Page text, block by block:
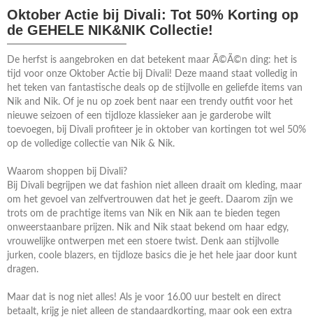
Oktober Actie bij Divali: Tot 50% Korting op
de GEHELE NIK&NIK Collectie!
De herfst is aangebroken en dat betekent maar Ã©Ã©n ding: het is
tijd voor onze Oktober Actie bij Divali! Deze maand staat volledig in
het teken van fantastische deals op de stijlvolle en geliefde items van
Nik and Nik. Of je nu op zoek bent naar een trendy outfit voor het
nieuwe seizoen of een tijdloze klassieker aan je garderobe wilt
toevoegen, bij Divali profiteer je in oktober van kortingen tot wel 50%
op de volledige collectie van Nik & Nik.
Waarom shoppen bij Divali?
Bij Divali begrijpen we dat fashion niet alleen draait om kleding, maar
om het gevoel van zelfvertrouwen dat het je geeft. Daarom zijn we
trots om de prachtige items van Nik en Nik aan te bieden tegen
onweerstaanbare prijzen. Nik and Nik staat bekend om haar edgy,
vrouwelijke ontwerpen met een stoere twist. Denk aan stijlvolle
jurken, coole blazers, en tijdloze basics die je het hele jaar door kunt
dragen.
Maar dat is nog niet alles! Als je voor 16.00 uur bestelt en direct
betaalt, krijg je niet alleen de standaardkorting, maar ook een extra